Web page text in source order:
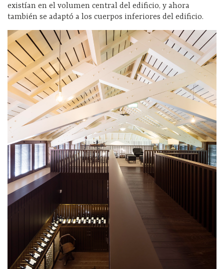
existían en el volumen central del edificio, y ahora
también se adaptó a los cuerpos inferiores del edificio.